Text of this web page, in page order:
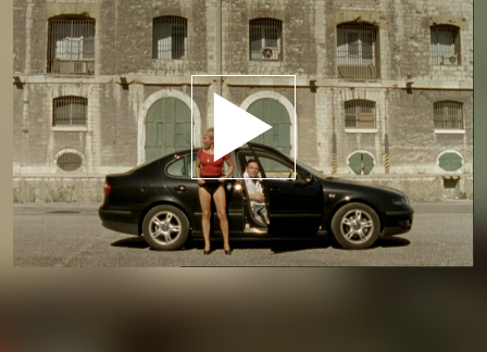
Jouer la bande-annonce